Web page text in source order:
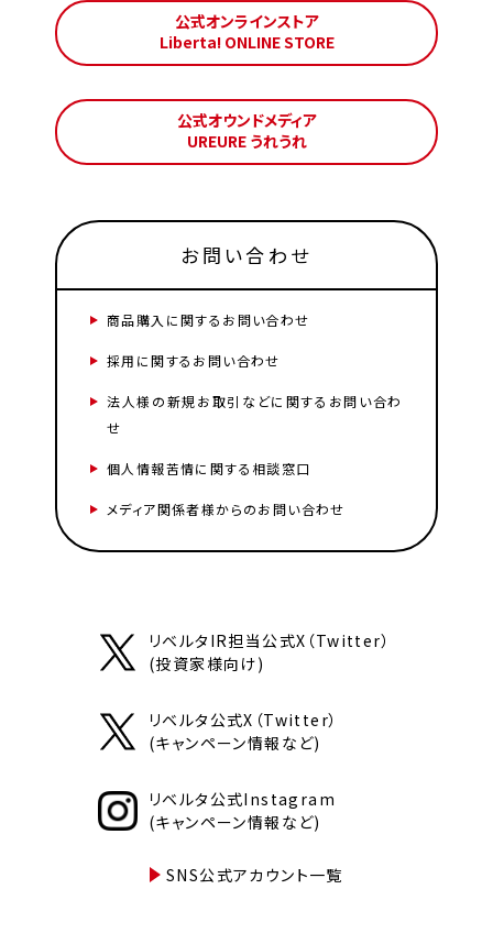
公式オンラインストア
Liberta! ONLINE STORE
公式オウンドメディア
UREURE うれうれ
お問い合わせ
商品購入に関するお問い合わせ
採用に関するお問い合わせ
法人様の新規お取引などに関するお問い合わ
せ
個人情報苦情に関する相談窓口
メディア関係者様からのお問い合わせ
リベルタIR担当公式X（Twitter）
(投資家様向け)
リベルタ公式X（Twitter）
(キャンペーン情報など)
リベルタ公式Instagram
(キャンペーン情報など)
SNS公式アカウント一覧